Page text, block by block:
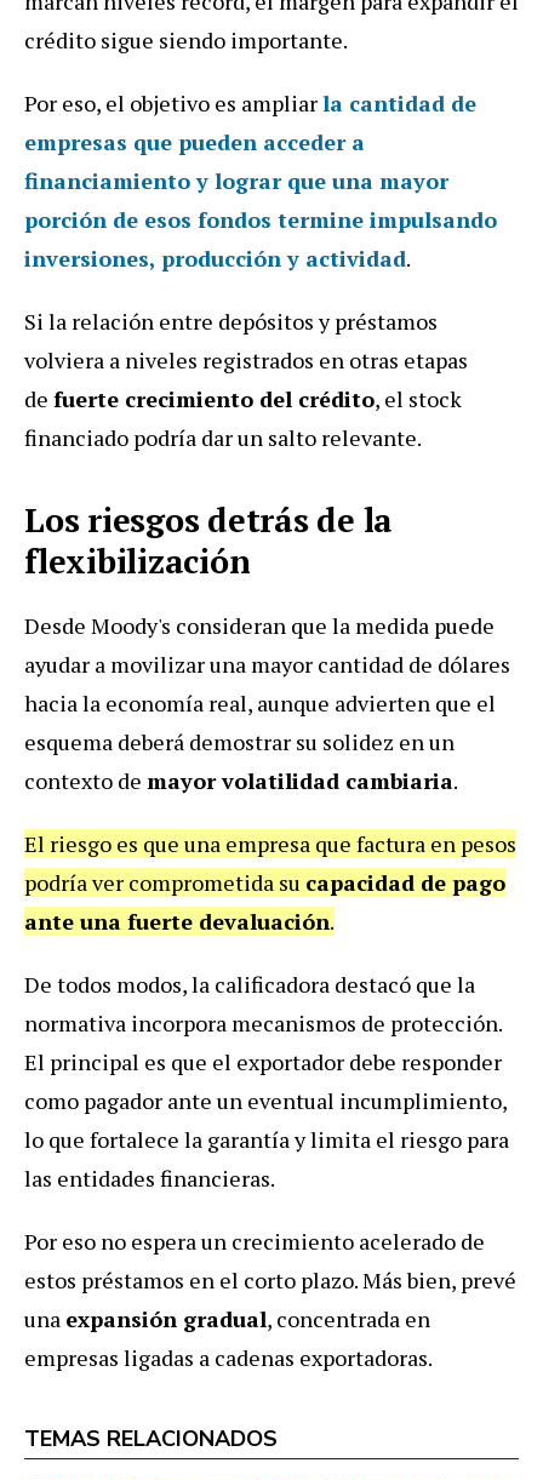
crédito sigue siendo importante.
Por eso, el objetivo es ampliarla cantidad de
empresas que pueden acceder a
financiamiento y lograr que una mayor
porción de esos fondos termine impulsando
inversiones, producción y actividad.
Si la relación entre depósitos y préstamos
volviera a niveles registrados en otras etapas
de fuerte crecimiento del crédito, el stock
financiado podría dar un salto relevante.
Los riesgos detrás de la
flexibilización
Desde Moody's consideran que la medida puede
ayudar a movilizar una mayor cantidad de dólares
hacia la economía real, aunque advierten que el
esquema deberá demostrar su solidez en un
contexto de mayor volatilidad cambiaria.
El riesgo es que una empresa que factura en pesos
podría ver comprometida su capacidad de pago
ante una fuerte devaluación.
De todos modos, la calificadora destacó que la
normativa incorpora mecanismos de protección.
El principal es que el exportador debe responder
como pagador ante un eventual incumplimiento,
lo que fortalece la garantía y limita el riesgo para
las entidades financieras.
Por eso no espera un crecimiento acelerado de
estos préstamos en el corto plazo. Más bien, prevé
una expansión gradual, concentrada en
empresas ligadas a cadenas exportadoras.
TEMAS RELACIONADOS